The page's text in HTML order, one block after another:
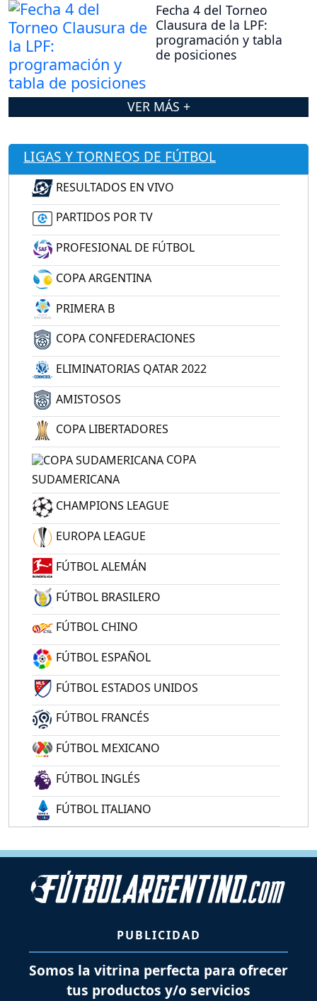
Fecha 4 del Torneo
Clausura de la LPF:
programación y tabla
de posiciones
VER MÁS +
LIGAS Y TORNEOS DE FÚTBOL
RESULTADOS EN VIVO
PARTIDOS POR TV
PROFESIONAL DE FÚTBOL
COPA ARGENTINA
PRIMERA B
COPA CONFEDERACIONES
ELIMINATORIAS QATAR 2022
AMISTOSOS
COPA LIBERTADORES
COPA
SUDAMERICANA
CHAMPIONS LEAGUE
EUROPA LEAGUE
FÚTBOL ALEMÁN
FÚTBOL BRASILERO
FÚTBOL CHINO
FÚTBOL ESPAÑOL
FÚTBOL ESTADOS UNIDOS
FÚTBOL FRANCÉS
FÚTBOL MEXICANO
FÚTBOL INGLÉS
FÚTBOL ITALIANO
PUBLICIDAD
Somos la vitrina perfecta para ofrecer
tus productos y/o servicios